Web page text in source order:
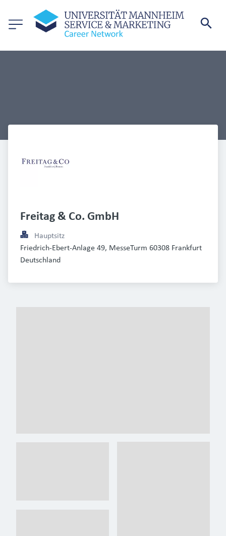
Freitag & Co. GmbH
Hauptsitz
Friedrich-Ebert-Anlage 49, MesseTurm 60308 Frankfurt
Deutschland